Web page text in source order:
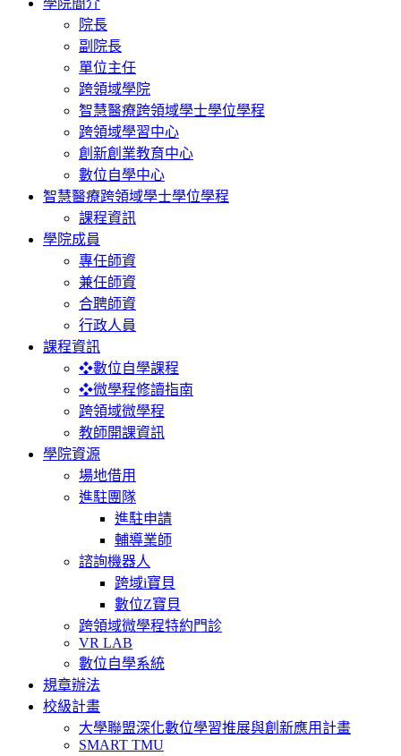
院長
副院長
單位主任
跨領域學院
智慧醫療跨領域學士學位學程
跨領域學習中心
創新創業教育中心
數位自學中心
智慧醫療跨領域學士學位學程
課程資訊
學院成員
專任師資
兼任師資
合聘師資
行政人員
課程資訊
❖數位自學課程
❖微學程修讀指南
跨領域微學程
教師開課資訊
學院資源
場地借用
進駐團隊
進駐申請
輔導業師
諮詢機器人
跨域i寶貝
數位Z寶貝
跨領域微學程特約門診
VR LAB
數位自學系統
規章辦法
校級計畫
大學聯盟深化數位學習推展與創新應用計畫
SMART TMU